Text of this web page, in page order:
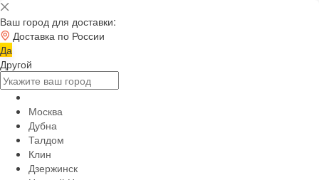
Ваш город для доставки:
Доставка по России
Да
Другой
Москва
Дубна
Талдом
Клин
Дзержинск